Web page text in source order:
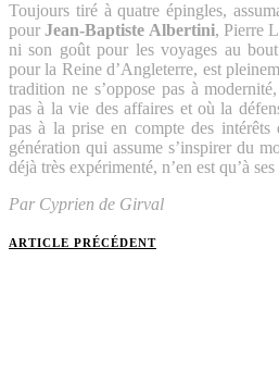
Toujours tiré à quatre épingles,
pourJean-Baptiste Albertini, Pierre
ni son goût pour les voyages au
pour la Reine d’Angleterre, est
tradition ne s’oppose pas à
pas à la vie des affaires et où la
pas à la prise en compte des intérêts
génération qui assume s’inspirer du
déjà très expérimenté, n’en est qu’à
Par Cyprien de Girval
ARTICLE PRÉCÉDENT